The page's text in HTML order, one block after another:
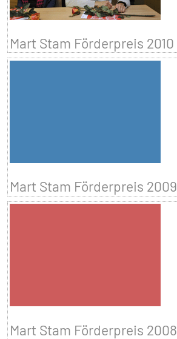
Mart Stam Förderpreis 2010
Mart Stam Förderpreis 2009
Mart Stam Förderpreis 2008